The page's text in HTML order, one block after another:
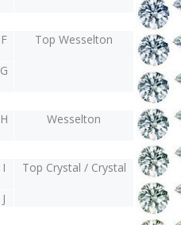
F Top Wesselton
G
H Wesselton
I Top Crystal / Crystal
J